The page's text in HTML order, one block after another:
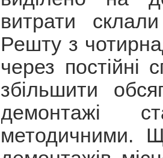
витрати
Решту з
через
збільшити
демонтажі
методичними.